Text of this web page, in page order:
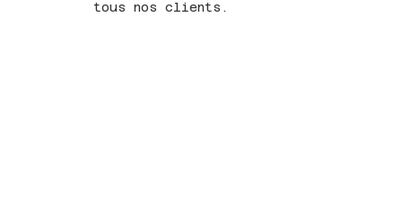
tous nos clients.